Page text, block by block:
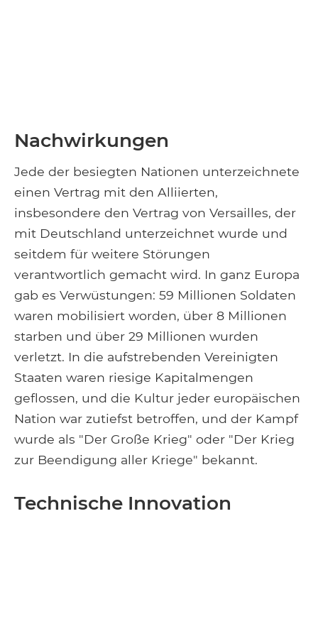
Nachwirkungen
Jede der besiegten Nationen unterzeichnete
einen Vertrag mit den Alliierten,
insbesondere den Vertrag von Versailles, der
mit Deutschland unterzeichnet wurde und
seitdem für weitere Störungen
verantwortlich gemacht wird. In ganz Europa
gab es Verwüstungen: 59 Millionen Soldaten
waren mobilisiert worden, über 8 Millionen
starben und über 29 Millionen wurden
verletzt. In die aufstrebenden Vereinigten
Staaten waren riesige Kapitalmengen
geflossen, und die Kultur jeder europäischen
Nation war zutiefst betroffen, und der Kampf
wurde als "Der Große Krieg" oder "Der Krieg
zur Beendigung aller Kriege" bekannt.
Technische Innovation